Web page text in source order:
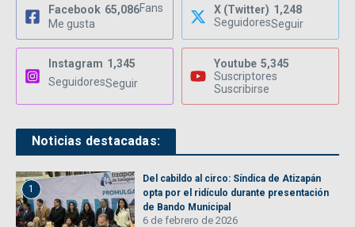
Facebook 65,086Fans
Me gusta
X (Twitter) 1,248
SeguidoresSeguir
Instagram 1,345
SeguidoresSeguir
Youtube 5,345
Suscriptores
Suscribirse
Noticias destacadas:
1
Del cabildo al circo: Síndica de Atizapán
opta por el ridículo durante presentación
de Bando Municipal
6 de febrero de 2026